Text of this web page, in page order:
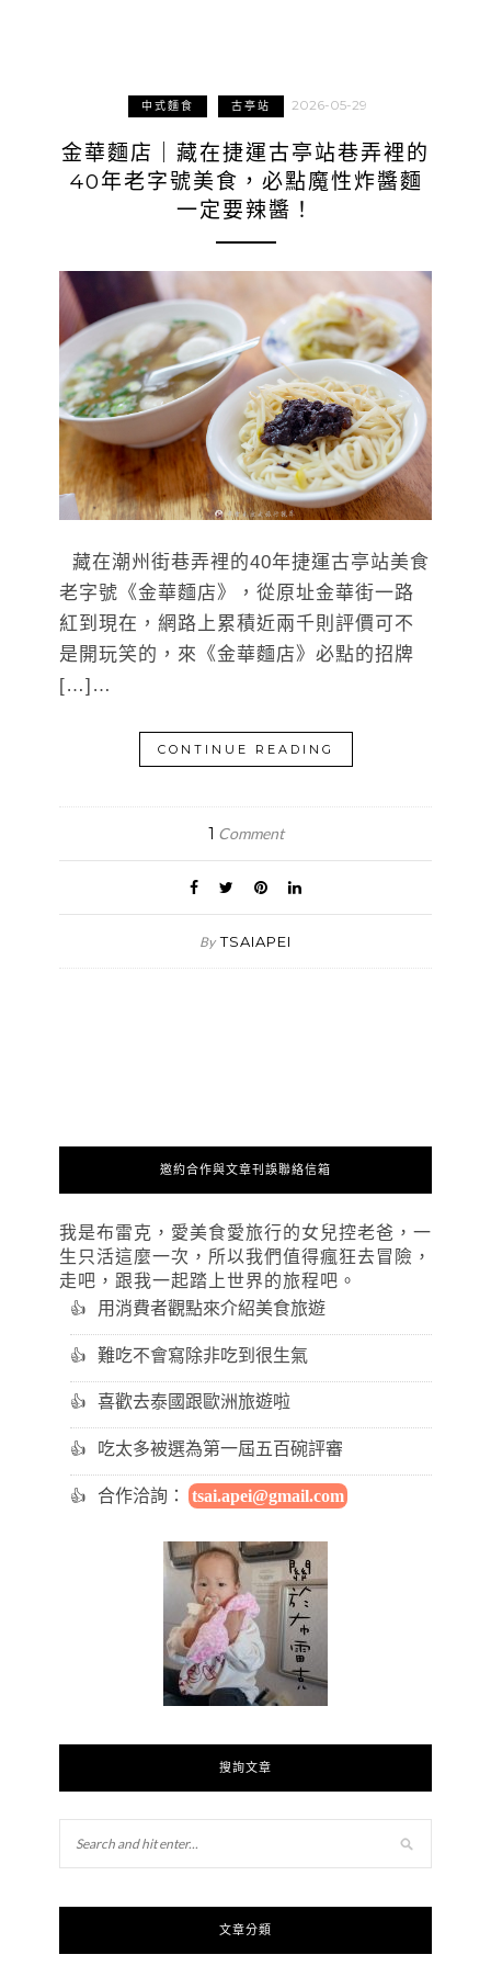
中式麵食 古亭站 2026-05-29
金華麵店｜藏在捷運古亭站巷弄裡的
40年老字號美食，必點魔性炸醬麵
一定要辣醬！
藏在潮州街巷弄裡的40年捷運古亭站美食
老字號《金華麵店》，從原址金華街一路
紅到現在，網路上累積近兩千則評價可不
是開玩笑的，來《金華麵店》必點的招牌
[…]…
CONTINUE READING
1 Comment
By TSAIAPEI
邀約合作與文章刊誤聯絡信箱
我是布雷克，愛美食愛旅行的女兒控老爸，一
生只活這麼一次，所以我們值得瘋狂去冒險，
走吧，跟我一起踏上世界的旅程吧。
用消費者觀點來介紹美食旅遊
難吃不會寫除非吃到很生氣
喜歡去泰國跟歐洲旅遊啦
吃太多被選為第一屆五百碗評審
合作洽詢： tsai.apei@gmail.com
搜詢文章
文章分類